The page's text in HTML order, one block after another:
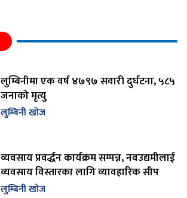
लुम्बिनीमा एक वर्ष ४७९७ सवारी दुर्घटना, ५८५
जनाको मृत्यु
लुम्बिनी खोज
व्यवसाय प्रवर्द्धन कार्यक्रम सम्पन्न, नवउद्यमीलाई
व्यवसाय विस्तारका लागि व्यावहारिक सीप
लुम्बिनी खोज